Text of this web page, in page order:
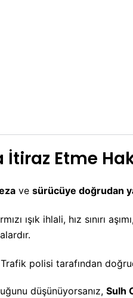
İtiraz Etme
ve sürücüye doğrudan
ışık ihlali, hız sınırı
Trafik polisi tarafından
düşünüyorsanız, Sulh